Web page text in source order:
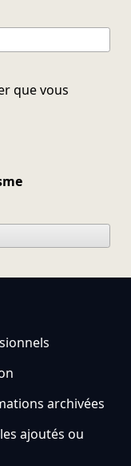
que vous
archivées
ajoutés ou